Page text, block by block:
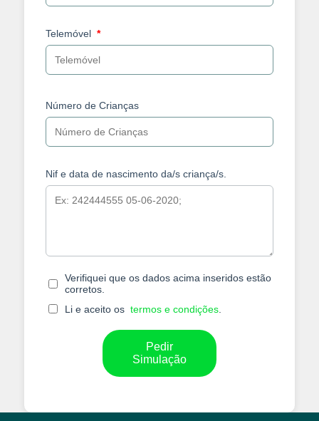
Telemóvel
Número de Crianças
Nif e data de nascimento da/s criança/s.
Verifiquei que os dados acima inseridos estão
corretos.
Li e aceito os termos e condições.
Pedir
Simulação